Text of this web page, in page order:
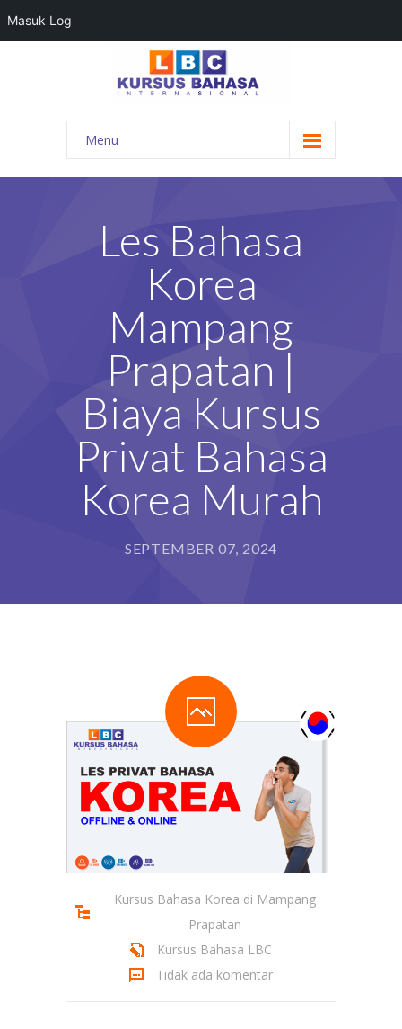
Menu
HOME
KONTAK KAMI
DAFTAR GURU
Les Bahasa
Korea
Mampang
Prapatan |
Biaya Kursus
Privat Bahasa
Korea Murah
SEPTEMBER 07, 2024
Kursus Bahasa Korea di Mampang
Prapatan
Kursus Bahasa LBC
Tidak ada komentar
Masuk Log